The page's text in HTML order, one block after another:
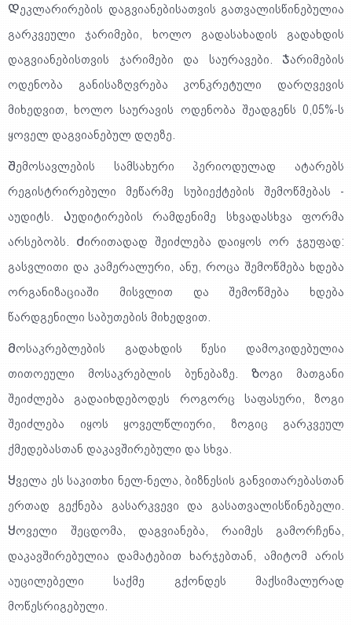
Დეკლარირების დაგვიანებისათვის გათვალისწინებულია
გარკვეული ჯარიმები, ხოლო გადასახადის გადახდის
დაგვიანებისთვის ჯარიმები და საურავები. Ჯარიმების
ოდენობა განისაზღვრება კონკრეტული დარღვევის
მიხედვით, ხოლო საურავის ოდენობა შეადგენს 0,05%-ს
ყოველ დაგვიანებულ დღეზე.
Შემოსავლების სამსახური პერიოდულად ატარებს
რეგისტრირებული მეწარმე სუბიექტების შემოწმებას -
აუდიტს. Აუდიტირების რამდენიმე სხვადასხვა ფორმა
არსებობს. Ძირითადად შეიძლება დაიყოს ორ ჯგუფად:
გასვლითი და კამერალური, ანუ, როცა შემოწმება ხდება
ორგანიზაციაში მისვლით და შემოწმება ხდება
წარდგენილი საბუთების მიხედვით.
Მოსაკრებლების გადახდის წესი დამოკიდებულია
თითოეული მოსაკრებლის ბუნებაზე. Ზოგი მათგანი
შეიძლება გადაიხდებოდეს როგორც საფასური, ზოგი
შეიძლება იყოს ყოველწლიური, ზოგიც გარკვეულ
ქმედებასთან დაკავშირებული და სხვა.
Ყველა ეს საკითხი ნელ-ნელა, ბიზნესის განვითარებასთან
ერთად გექნება გასარკვევი და გასათვალისწინებელი.
Ყოველი შეცდომა, დაგვიანება, რაიმეს გამორჩენა,
დაკავშირებულია დამატებით ხარჯებთან, ამიტომ არის
აუცილებელი საქმე გქონდეს მაქსიმალურად
მოწესრიგებული.